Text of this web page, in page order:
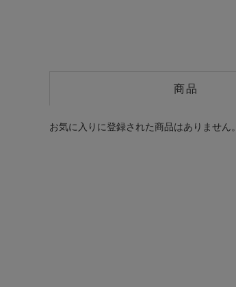
商品
お気に入りに登録された商品はありません。